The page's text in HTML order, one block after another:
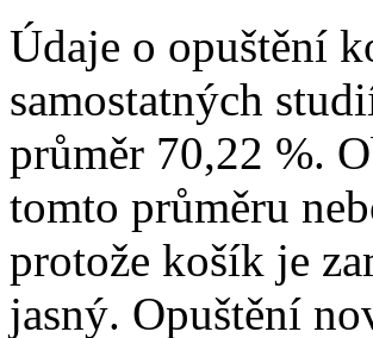
Údaje o opuštění
samostatných
průměr 70,22 %.
tomto průměru
protože košík je
jasný. Opuštění